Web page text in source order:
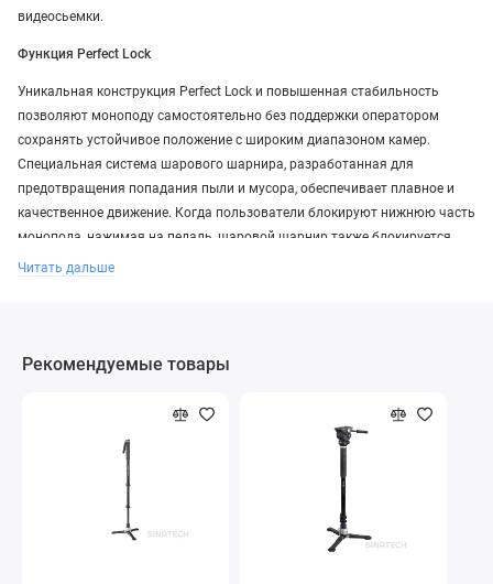
видеосьемки.
Функция Perfect Lock
Уникальная конструкция Perfect Lock и повышенная стабильность
позволяют моноподу самостоятельно без поддержки оператором
сохранять устойчивое положение с широким диапазоном камер.
Специальная система шарового шарнира, разработанная для
предотвращения попадания пыли и мусора, обеспечивает плавное и
качественное движение. Когда пользователи блокируют нижнюю часть
монопода, нажимая на педаль, шаровой шарнир также блокируется.
Функция Perfect Lock
сохранять устойчивое положение с широким диапазоном камер.
предназначена для предотвращения попадания пыли и мусора, что
гарантирует плавное вращение и долговечность. Когда пользователи
блокируют нижнюю часть монопода, нажимая на педаль, шаровой
шарнир также блокируется.
Монопод предназначен для быстрой настройки и компактного
Читать дальше
Рекомендуемые товары